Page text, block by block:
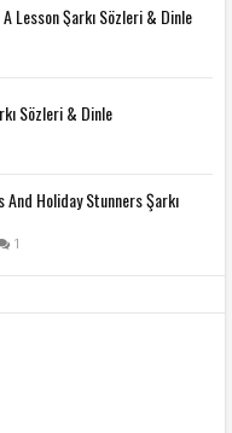
Lesson Şarkı Sözleri & Dinle
Sözleri & Dinle
Holiday Stunners Şarkı
1